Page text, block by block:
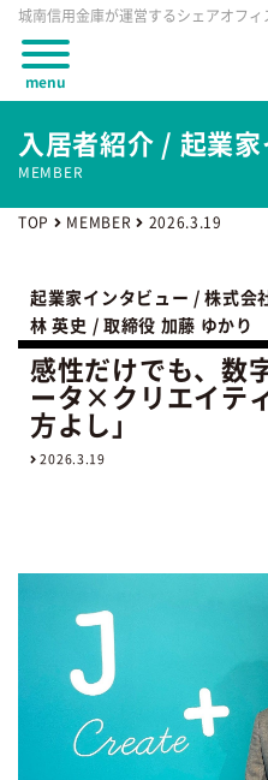
menu
城南信用金庫が運営するシェアオフ
入居者紹介 / 起業
MEMBER
TOP MEMBER 2026.3.19
起業家インタビュー / 株式会
林 英史 / 取締役 加藤 ゆかり
感性だけでも、数
ータ×クリエイテ
方よし」
2026.3.19